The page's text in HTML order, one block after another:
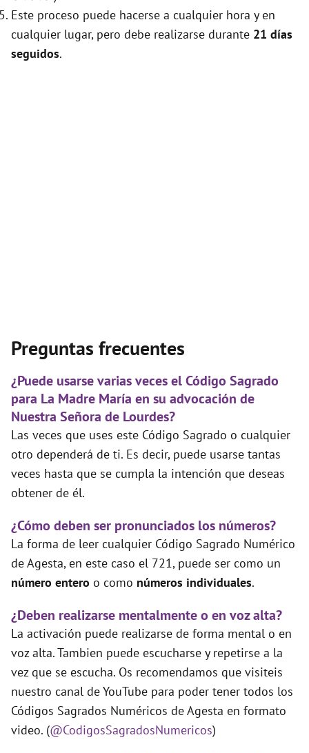
Este proceso puede hacerse a cualquier hora y en
cualquier lugar, pero debe realizarse durante 21 días
seguidos.
Preguntas frecuentes
¿Puede usarse varias veces el Código Sagrado
para La Madre María en su advocación de
Nuestra Señora de Lourdes?
Las veces que uses este Código Sagrado o cualquier
otro dependerá de ti. Es decir, puede usarse tantas
veces hasta que se cumpla la intención que deseas
obtener de él.
¿Cómo deben ser pronunciados los números?
La forma de leer cualquier Código Sagrado Numérico
de Agesta, en este caso el 721, puede ser como un
número entero o como números individuales.
¿Deben realizarse mentalmente o en voz alta?
La activación puede realizarse de forma mental o en
voz alta. Tambien puede escucharse y repetirse a la
vez que se escucha. Os recomendamos que visiteis
nuestro canal de YouTube para poder tener todos los
Códigos Sagrados Numéricos de Agesta en formato
video. (@CodigosSagradosNumericos)